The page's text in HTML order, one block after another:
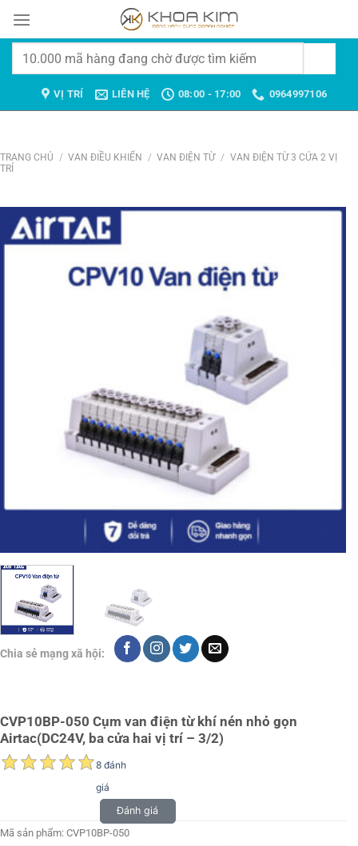
đến
Tìm
VỊ TRÍ LIÊN HỆ 08:00 - 17:00 0964997106
TRANG CHỦ / VAN ĐIỀU KHIỂN / VAN ĐIỆN TỪ / VAN ĐIỆN TỪ 3 CỬA 2 VỊ
TRÍ
Chia sẻ mạng xã hội:
CVP10BP-050 Cụm van điện từ khí nén nhỏ gọn
Airtac(DC24V, ba cửa hai vị trí – 3/2)
8 đánh
giá
Đánh giá
Mã sản phẩm: CVP10BP-050